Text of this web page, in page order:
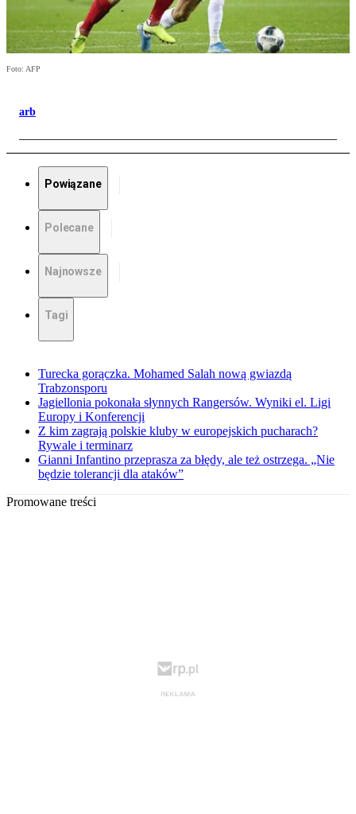
Foto: AFP
arb
Powiązane
Polecane
Najnowsze
Tagi
Turecka gorączka. Mohamed Salah nową gwiazdą
Trabzonsporu
Jagiellonia pokonała słynnych Rangersów. Wyniki el. Ligi
Europy i Konferencji
Z kim zagrają polskie kluby w europejskich pucharach?
Rywale i terminarz
Gianni Infantino przeprasza za błędy, ale też ostrzega. „Nie
będzie tolerancji dla ataków”
Promowane treści